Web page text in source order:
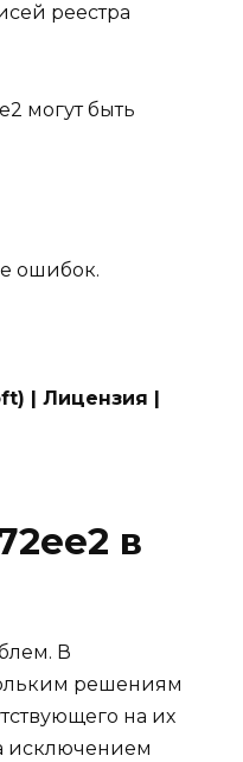
реестра
могут быть
ошибок.
| Лицензия |
в
В
решениям
на их
исключением